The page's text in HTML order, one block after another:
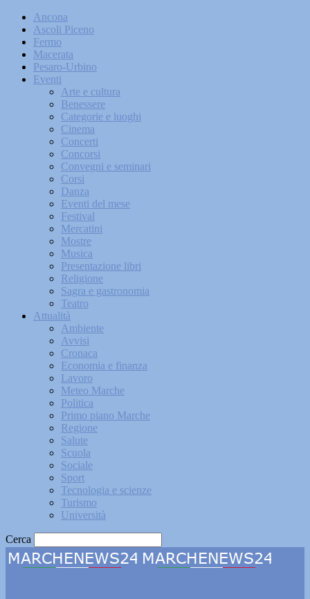
Ancona
Ascoli Piceno
Fermo
Macerata
Pesaro-Urbino
Eventi
Arte e cultura
Benessere
Categorie e luoghi
Cinema
Concerti
Concorsi
Convegni e seminari
Corsi
Danza
Eventi del mese
Festival
Mercatini
Mostre
Musica
Presentazione libri
Religione
Sagra e gastronomia
Teatro
Attualità
Ambiente
Avvisi
Cronaca
Economia e finanza
Lavoro
Meteo Marche
Politica
Primo piano Marche
Regione
Salute
Scuola
Sociale
Sport
Tecnologia e scienze
Turismo
Università
Cerca